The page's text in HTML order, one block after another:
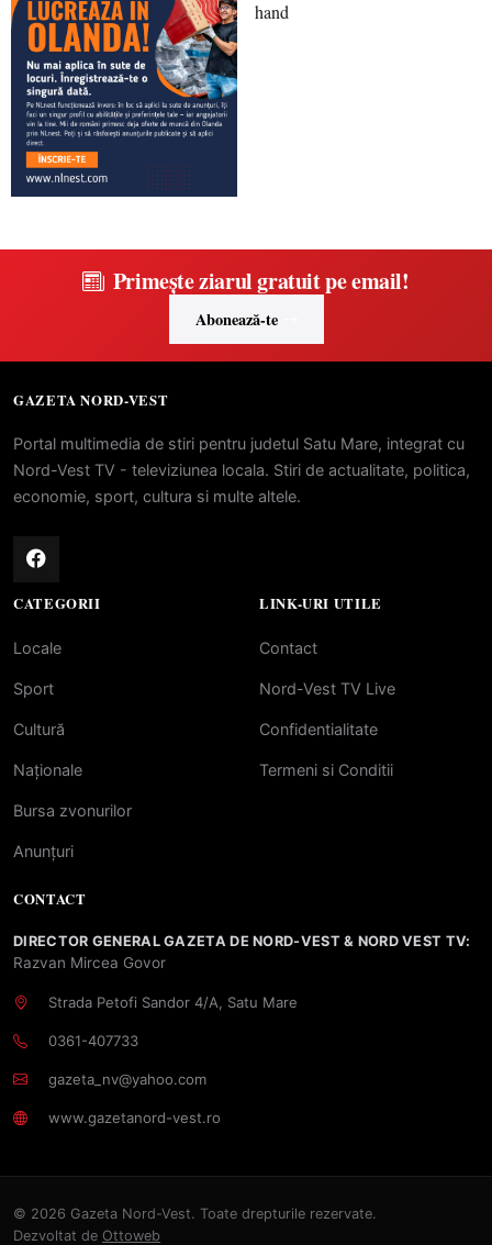
Primește ziarul gratuit pe email!
Abonează-te
GAZETA NORD-VEST
Portal multimedia de stiri pentru judetul Satu Mare, integrat cu
Nord-Vest TV - televiziunea locala. Stiri de actualitate, politica,
economie, sport, cultura si multe altele.
CATEGORII
Locale
Sport
Cultură
Naționale
Bursa zvonurilor
Anunțuri
LINK-URI UTILE
Contact
Nord-Vest TV Live
Confidentialitate
Termeni si Conditii
CONTACT
DIRECTOR GENERAL GAZETA DE NORD-VEST & NORD VEST TV:
Razvan Mircea Govor
Strada Petofi Sandor 4/A, Satu Mare
0361-407733
gazeta_nv@yahoo.com
www.gazetanord-vest.ro
© 2026 Gazeta Nord-Vest. Toate drepturile rezervate.
Dezvoltat de Ottoweb